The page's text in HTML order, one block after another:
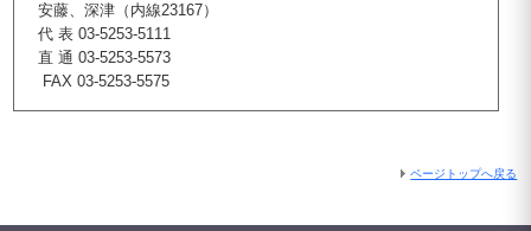
安藤、深津（内線23167）
代 表 03-5253-5111
直 通 03-5253-5573
FAX 03-5253-5575
ページトップへ戻る